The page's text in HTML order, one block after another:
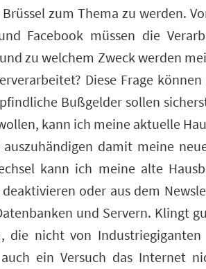
zum Thema zu werden.
Facebook müssen die
zu welchem Zweck werden
Diese Frage
Bußgelder sollen
kann ich meine aktuelle
damit meine
kann ich meine alte
oder aus dem
und Servern. Klingt
die nicht von
ein Versuch das Internet